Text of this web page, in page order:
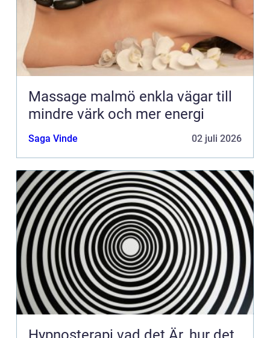
Massage malmö enkla vägar till
mindre värk och mer energi
Saga Vinde 02 juli 2026